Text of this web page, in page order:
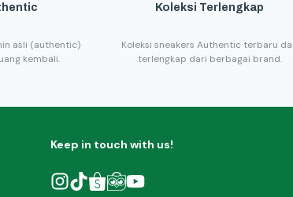
asli (authentic)
kembali.
Koleksi Terlengkap
Koleksi sneakers Authentic terbaru
terlengkap dari berbagai brand.
Keep in touch with us!